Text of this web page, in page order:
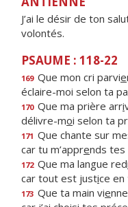
J’ai le désir de ton
volontés.
PSAUME : 118-22
169 Que mon cri parvie
éclaire-moi selon ta
170 Que ma prière arri
délivre-moi selon ta
171 Que chante sur
car tu m’apprends tes
172 Que ma langue redi
car tout est justice
173 Que ta main vie